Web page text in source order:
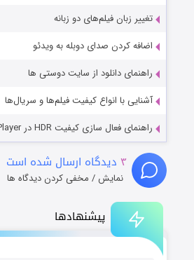
پیشنهادها
تغییر زبان فیلم‌های دو زبانه
اضافه کردن صدای دوبله به ویدئو
راهنمای دانلود از سایت دوستی ها
آشنایی با انواع کیفیت فیلم‌ها و سریال‌ها
راهنمای فعال سازی کیفیت HDR در PotPlayer
۳ دیدگاه ارسال شده است
نمایش / مخفی کردن دیدگاه ها